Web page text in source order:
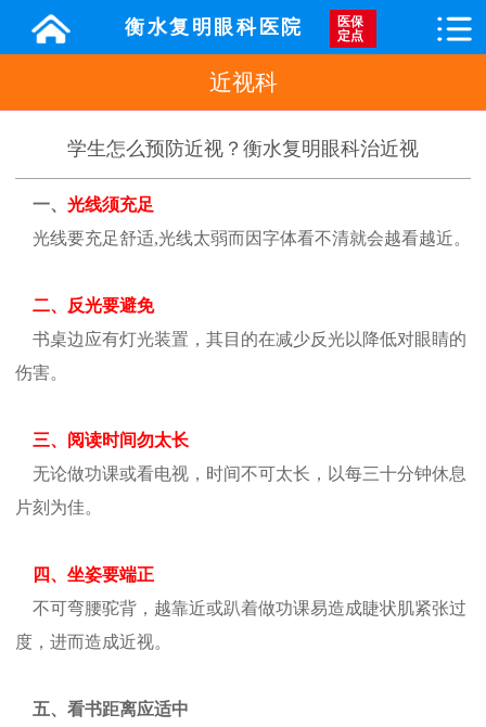
衡水复明眼科医院
医保
定点
近视科
学生怎么预防近视？衡水复明眼科治近视
一、 光线须充足
光线要充足舒适,光线太弱而因字体看不清就会越看越近。
二、反光要避免
书桌边应有灯光装置，其目的在减少反光以降低对眼睛的
伤害。
三、阅读时间勿太长
无论做功课或看电视，时间不可太长，以每三十分钟休息
片刻为佳。
四、坐姿要端正
不可弯腰驼背，越靠近或趴着做功课易造成睫状肌紧张过
度，进而造成近视。
五、看书距离应适中